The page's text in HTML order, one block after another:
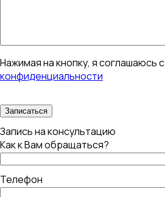
Нажимая на кнопку, я соглашаюсь с
конфиденциальности
Запись на консультацию
Как к Вам обращаться?
Телефон